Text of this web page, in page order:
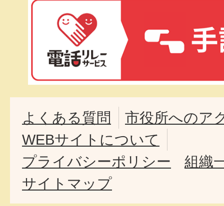
よくある質問
市役所へのア
WEBサイトについて
プライバシーポリシー
組織
サイトマップ